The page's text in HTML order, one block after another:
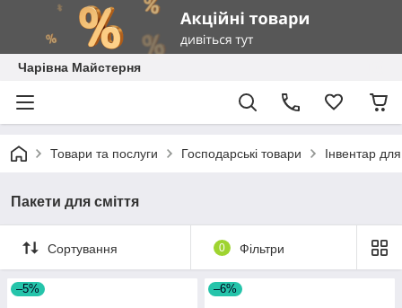
Чарівна Майстерня
Товари та послуги Господарські товари Інвентар
Пакети для сміття
Сортування 0 Фільтри
–5% –6%